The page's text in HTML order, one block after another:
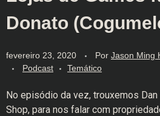
Donato
fevereiro 23, 2020 Por Jason Ming
Podcast
Temático
No episódio da vez, trouxemos Dan
Shop, para nos falar com